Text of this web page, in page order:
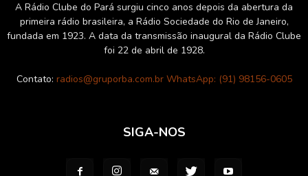
A Rádio Clube do Pará surgiu cinco anos depois da abertura da
primeira rádio brasileira, a Rádio Sociedade do Rio de Janeiro,
fundada em 1923. A data da transmissão inaugural da Rádio Clube
foi 22 de abril de 1928.
Contato: radios@gruporba.com.br WhatsApp: (91) 98156-0605
SIGA-NOS